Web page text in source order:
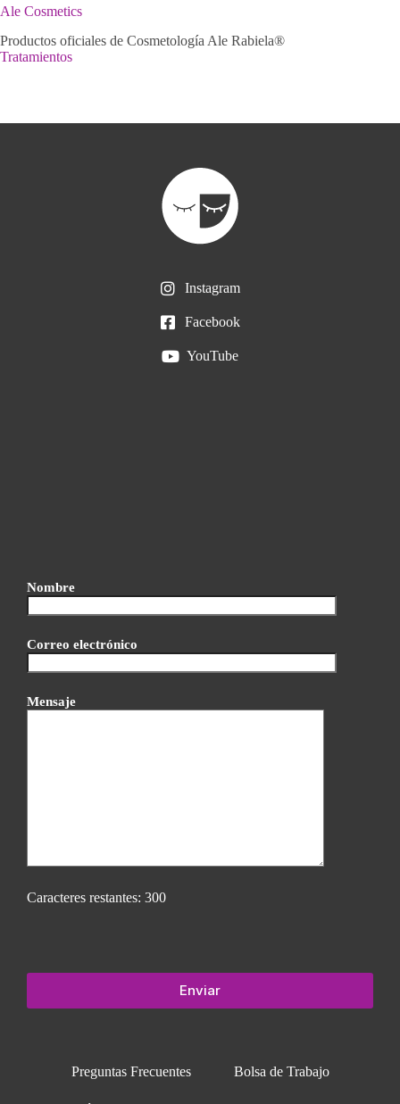
Ale Cosmetics
Productos oficiales de Cosmetología Ale Rabiela®
Tratamientos
Instagram
Facebook
YouTube
Nombre
Correo electrónico
Mensaje
Caracteres restantes: 300
Preguntas Frecuentes Bolsa de Trabajo